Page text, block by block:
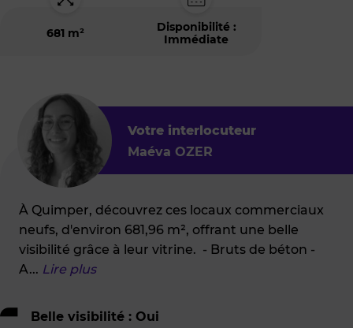
681 m²
Disponibilité :
Immédiate
Votre interlocuteur
Maéva OZER
À Quimper, découvrez ces locaux commerciaux
neufs, d'environ 681,96 m², offrant une belle
visibilité grâce à leur vitrine. - Bruts de béton -
A... Lire plus
Belle visibilité : Oui